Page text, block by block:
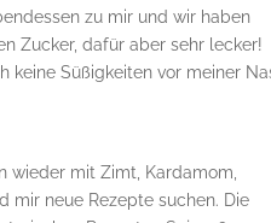
zu mir und wir haben
Zucker, dafür aber sehr lecker!
keine Süßigkeiten vor meiner
wieder mit Zimt, Kardamom,
mir neue Rezepte suchen. Die